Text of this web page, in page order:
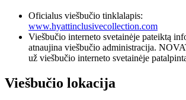
Oficialus viešbučio tinklalapis:
www.hyattinclusivecollection.com
Viešbučio interneto svetainėje pateiktą
atnaujina viešbučio administracija.
už viešbučio interneto svetainėje
Viešbučio lokacija